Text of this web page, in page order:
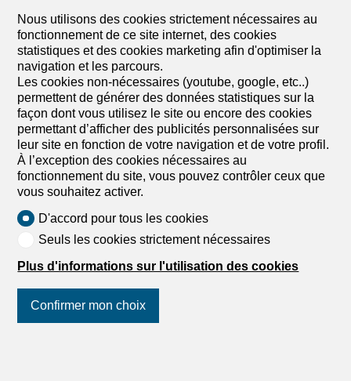
Villa de 5.5 pièces en vente à
dans un cadre champêtre - 140
m²
CHF 1'090'000.-CHF 7'786.-/m²
dans un cadre champêtre, 1535 Combremont-le-
Grand
A convenir
LES VILLAS DU GRAND PRÉ Villa individuelle 5.5
OFFRE DE LANCEMENT – CHF 10'000.- DE FRAIS
D'ACHAT OFFERTS AUX 2 PREMIERS ACQUÉREURS
prochainement en construction au cœur du village de
résidentiel calme et verdoyant, offrant une magnifique
Nous utilisons des cookies strictement nécessaires au
fonctionnement de ce site internet, des cookies
statistiques et des cookies marketing afin d'optimiser la
navigation et les parcours.
Les cookies non-nécessaires (youtube, google, etc..)
permettent de générer des données statistiques sur la
façon dont vous utilisez le site ou encore des cookies
permettant d’afficher des publicités personnalisées sur
leur site en fonction de votre navigation et de votre profil.
À l’exception des cookies nécessaires au
fonctionnement du site, vous pouvez contrôler ceux que
vous souhaitez activer.
D'accord pour tous les cookies
Seuls les cookies strictement nécessaires
Plus d'informations sur l'utilisation des cookies
Confirmer mon choix